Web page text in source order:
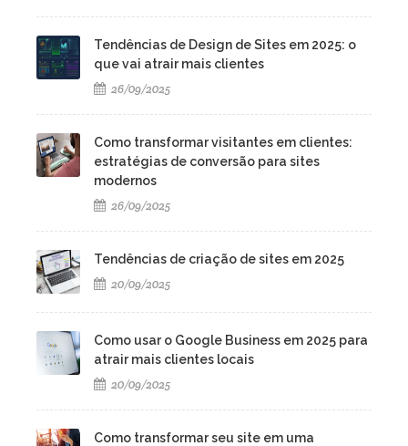
Tendências de Design de Sites em 2025: o
que vai atrair mais clientes
26/09/2025
Como transformar visitantes em clientes:
estratégias de conversão para sites
modernos
26/09/2025
Tendências de criação de sites em 2025
20/09/2025
Como usar o Google Business em 2025 para
atrair mais clientes locais
20/09/2025
Como transformar seu site em uma